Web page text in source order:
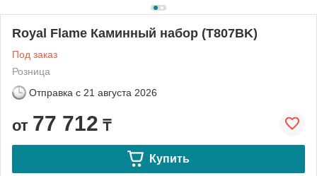
Royal Flame Каминный набор (T807BK)
Под заказ
Розница
Отправка с 21 августа 2026
от 77 712 ₸
Купить